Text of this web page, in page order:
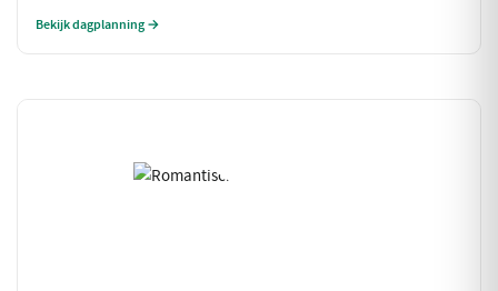
Bekijk dagplanning →